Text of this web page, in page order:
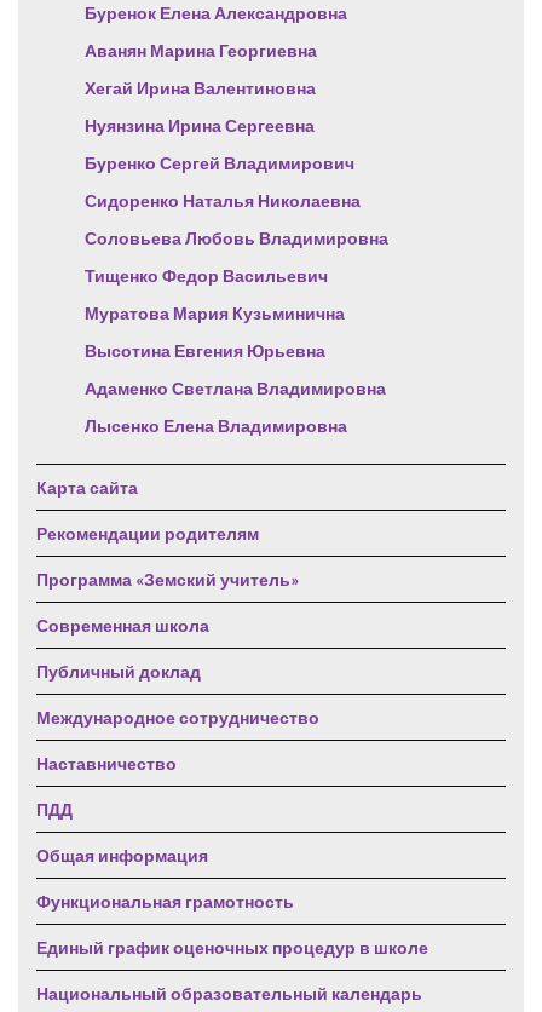
Буренок Елена Александровна
Аванян Марина Георгиевна
Хегай Ирина Валентиновна
Нуянзина Ирина Сергеевна
Буренко Сергей Владимирович
Сидоренко Наталья Николаевна
Соловьева Любовь Владимировна
Тищенко Федор Васильевич
Муратова Мария Кузьминична
Высотина Евгения Юрьевна
Адаменко Светлана Владимировна
Лысенко Елена Владимировна
Карта сайта
Рекомендации родителям
Программа «Земский учитель»
Современная школа
Публичный доклад
Международное сотрудничество
Наставничество
ПДД
Общая информация
Функциональная грамотность
Единый график оценочных процедур в школе
Национальный образовательный календарь